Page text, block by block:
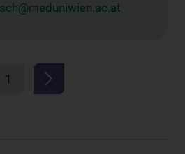
1